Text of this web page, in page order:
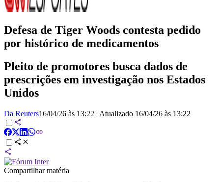
Defesa de Tiger Woods contesta pedido
por histórico de medicamentos
Pleito de promotores busca dados de
prescrições em investigação nos Estados
Unidos
Da Reuters16/04/26 às 13:22 | Atualizado 16/04/26 às 13:22
Compartilhar matéria